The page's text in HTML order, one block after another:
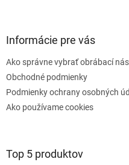
Informácie pre vás
Ako správne vybrať obrábací
Obchodné podmienky
Podmienky ochrany osobných
Ako používame cookies
Top 5 produktov